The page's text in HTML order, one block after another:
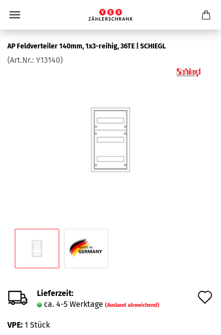
AP Feld­ver­tei­ler 140mm, 1x3-​reihig, 36TE | SCHIEGL
(Art.Nr.: Y13140)
Lieferzeit:
ca. 4-5 Werktage (Ausland abweichend)
VPE: 1 Stück